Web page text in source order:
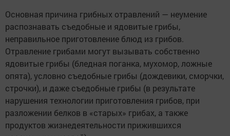
Основная причина грибных отравлений — неумение
распознавать съедобные и ядовитые грибы,
неправильное приготовление блюд из грибов.
Отравление грибами могут вызывать собственно
ядовитые грибы (бледная поганка, мухомор, ложные
опята), условно съедобные грибы (дождевики, сморчки,
строчки), и даже съедобные грибы (в результате
нарушения технологии приготовления грибов, при
разложении белков в «старых» грибах, а также
продуктов жизнедеятельности прижившихся